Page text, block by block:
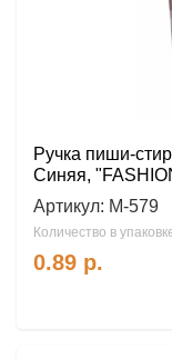
Ручка пиши-
Синяя,
Артикул: М-579
Количество в
0.89 р.